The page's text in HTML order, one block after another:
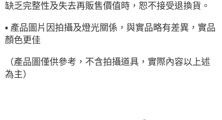
缺乏完整性及失去再販售價值時，恕不接受退換貨。
▪ 產品圖片因拍攝及燈光關係，與實品略有差異，實品
顏色更佳
（產品圖僅供參考，不含拍攝道具，實際內容以上述
為主）